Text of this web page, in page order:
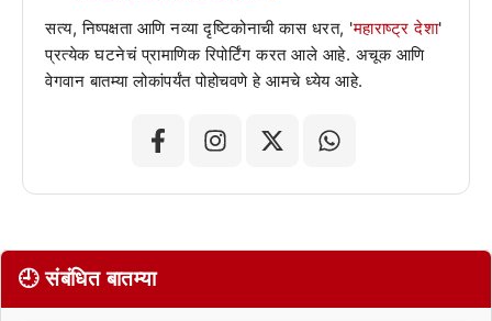
सत्य, निष्पक्षता आणि नव्या दृष्टिकोनाची कास धरत, 'महाराष्ट्र देशा'
प्रत्येक घटनेचं प्रामाणिक रिपोर्टिंग करत आले आहे. अचूक आणि
वेगवान बातम्या लोकांपर्यंत पोहोचवणे हे आमचे ध्येय आहे.
🕘 संबंधित बातम्या